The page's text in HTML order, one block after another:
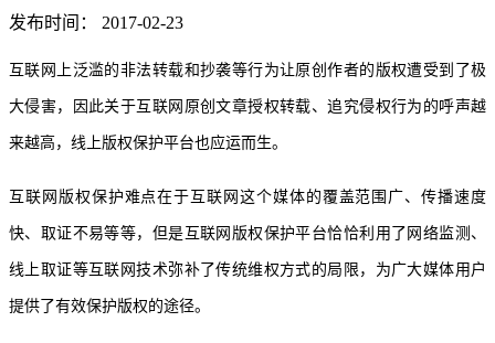
发布时间： 2017-02-23
互联网上泛滥的非法转载和抄袭等行为让原创作者的版权遭受到了极
大侵害，因此关于互联网原创文章授权转载、追究侵权行为的呼声越
来越高，线上版权保护平台也应运而生。
互联网版权保护难点在于互联网这个媒体的覆盖范围广、传播速度
快、取证不易等等，但是互联网版权保护平台恰恰利用了网络监测、
线上取证等互联网技术弥补了传统维权方式的局限，为广大媒体用户
提供了有效保护版权的途径。